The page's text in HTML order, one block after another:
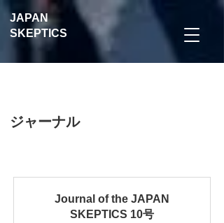
JAPAN
SK EPTICS
​ジャーナル
Journal of the JAPAN
SKEPTICS 10号